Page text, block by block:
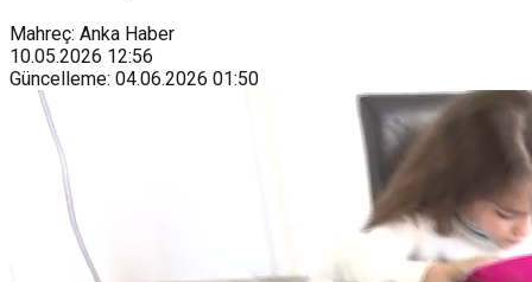
Mahreç: Anka Haber
10.05.2026 12:56
Güncelleme: 04.06.2026 01:50